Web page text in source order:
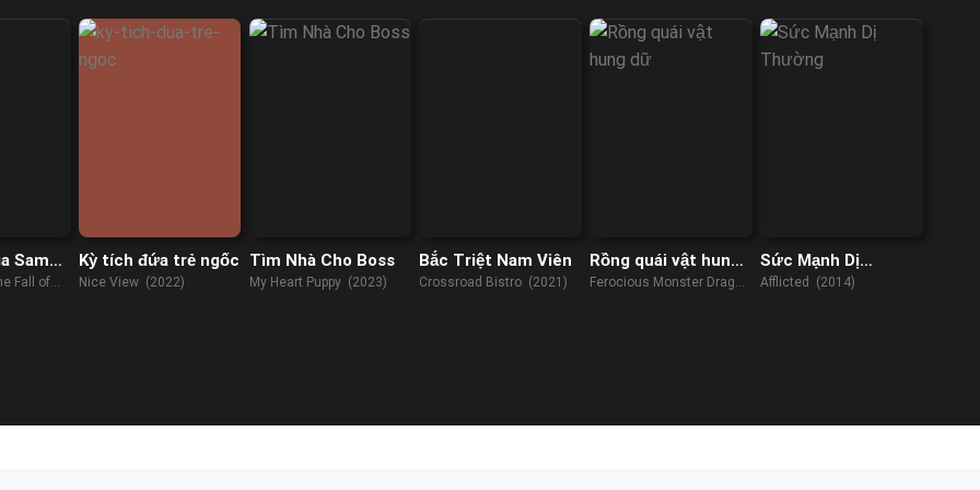
Sam
Fall of
Kỳ tích đứa trẻ ngốc
Nice View (2022)
Tìm Nhà Cho Boss
My Heart Puppy (2023)
Bắc Triệt Nam Viên
Crossroad Bistro (2021)
Rồng quái vật hung
dữ
Ferocious Monster Dragon
Sức Mạnh Dị
Thường
Afflicted (2014)